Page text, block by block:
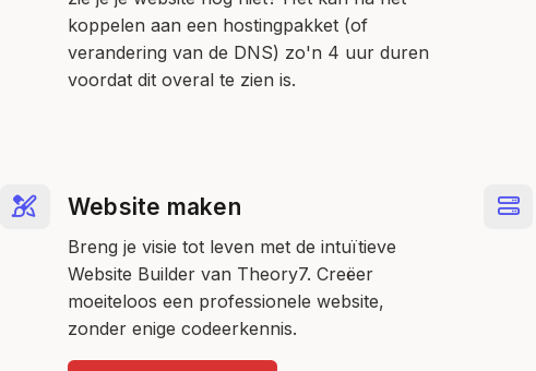
koppelen aan een hostingpakket (of
verandering van de DNS) zo'n 4 uur duren
voordat dit overal te zien is.
Website maken
Breng je visie tot leven met de intuïtieve
Website Builder van Theory7. Creëer
moeiteloos een professionele website,
zonder enige codeerkennis.